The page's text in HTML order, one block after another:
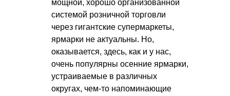
мощной, хорошо организованной
системой розничной торговли
через гигантские супермаркеты,
ярмарки не актуальны. Но,
оказывается, здесь, как и у нас,
очень популярны осенние ярмарки,
устраиваемые в различных
округах, чем-то напоминающие